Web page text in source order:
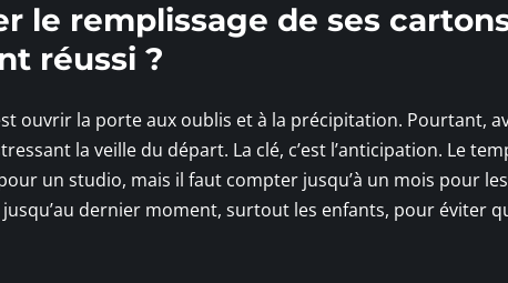
le remplissage de ses
réussi ?
ouvrir la porte aux oublis et à la précipitation. Pourtant,
la veille du départ. La clé, c’est l’anticipation. Le
un studio, mais il faut compter jusqu’à un mois pour
dernier moment, surtout les enfants, pour éviter